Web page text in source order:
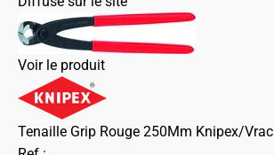
Voir le produit
Tenaille Grip Rouge 250Mm Knipex/Vrac